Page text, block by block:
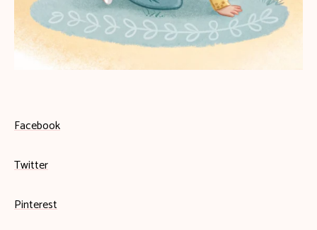
Facebook
Twitter
Pinterest